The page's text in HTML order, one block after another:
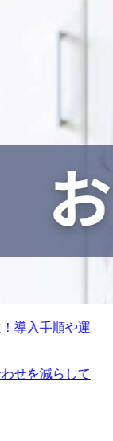
導入手順や運
せを減らして